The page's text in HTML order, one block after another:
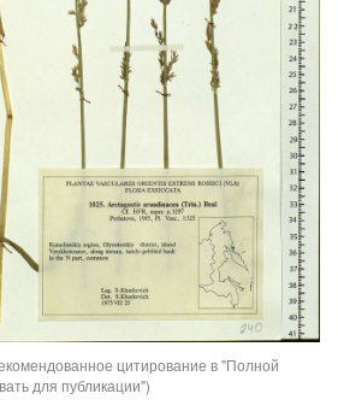
цитирование в "Полной
для публикации")